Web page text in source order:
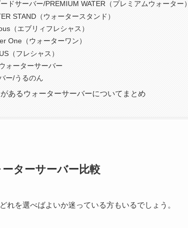
ドサーバー/PREMIUM WATER（プレミアムウォーター）
STAND（ウォータースタンド）
（エブリィフレシャス）
One（ウォーターワン）
（フレシャス）
ォーターサーバー
ー/うるのん
あるウォーターサーバーについてまとめ
ターサーバー比較
れを選べばよいか迷っている方もいるでしょう。